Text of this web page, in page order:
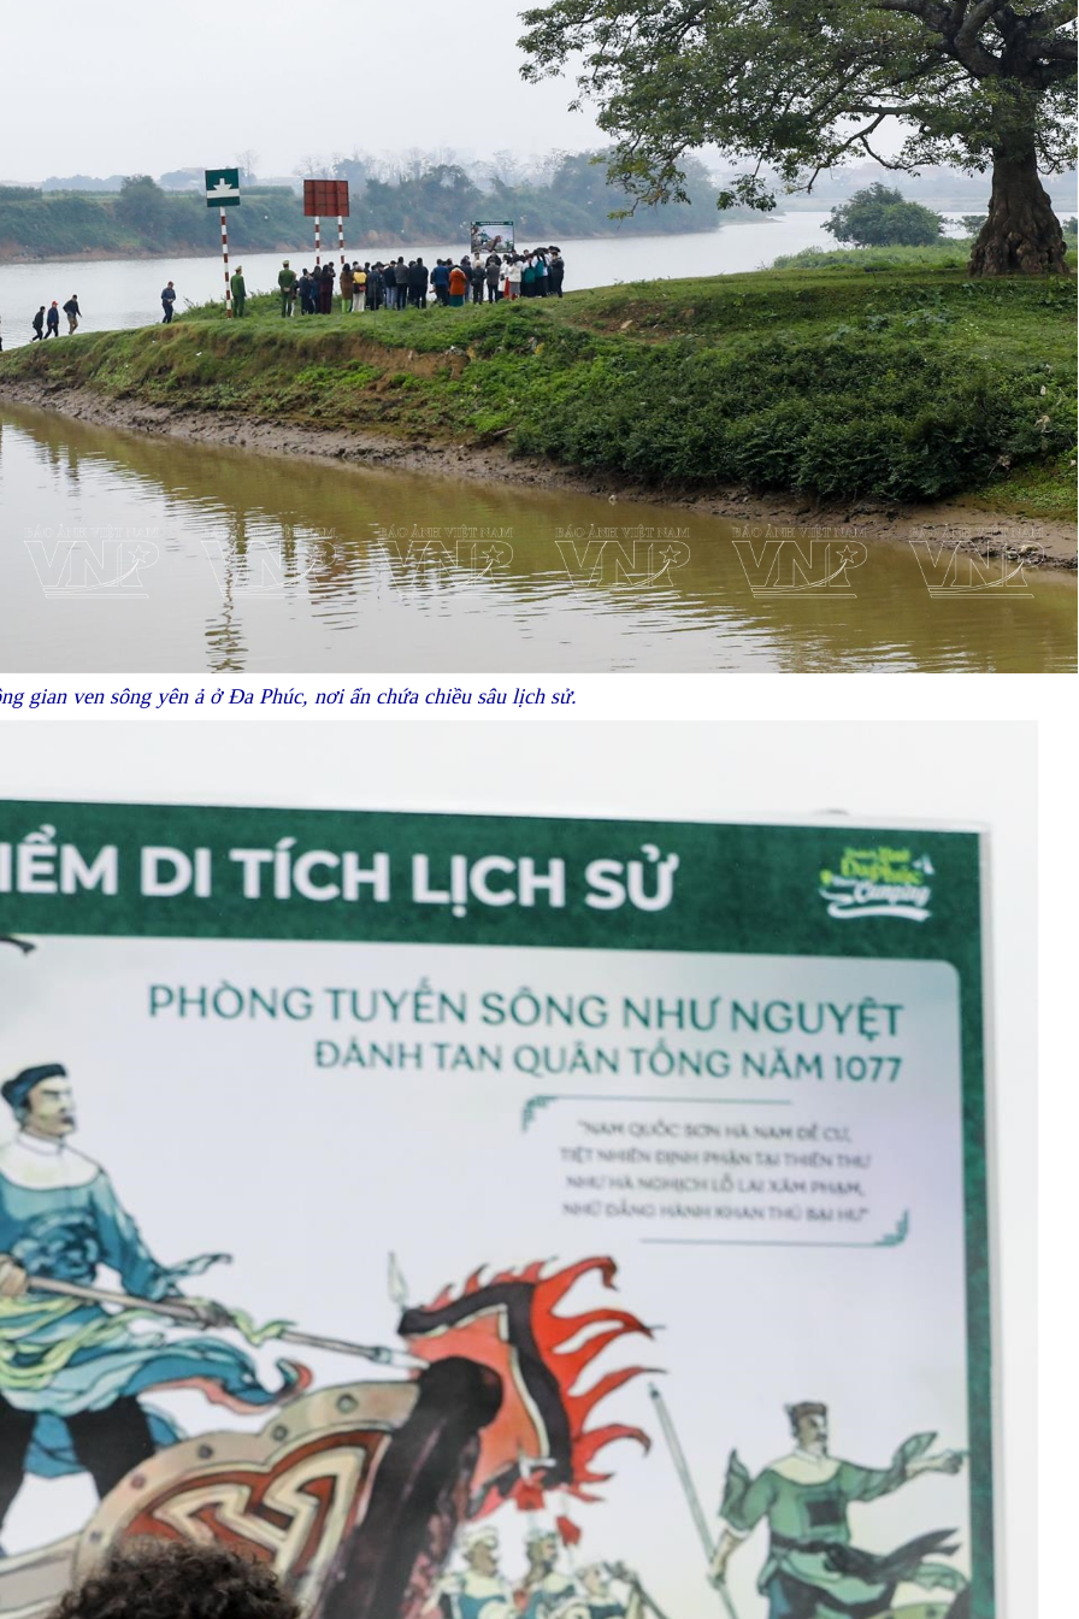
gian ven sông yên ả ở Đa Phúc, nơi ẩn chứa chiều sâu lịch sử.